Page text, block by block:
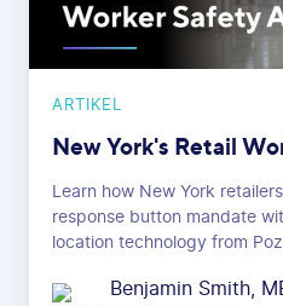
ARTIKEL
New York's Retail
Learn how New York
response button mandate
location technology from
Benjamin Smith,